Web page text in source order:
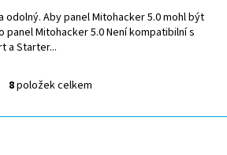
odolný. Aby panel Mitohacker 5.0 mohl být
panel Mitohacker 5.0 Není kompatibilní s
a Starter...
O
l
8položek celkem